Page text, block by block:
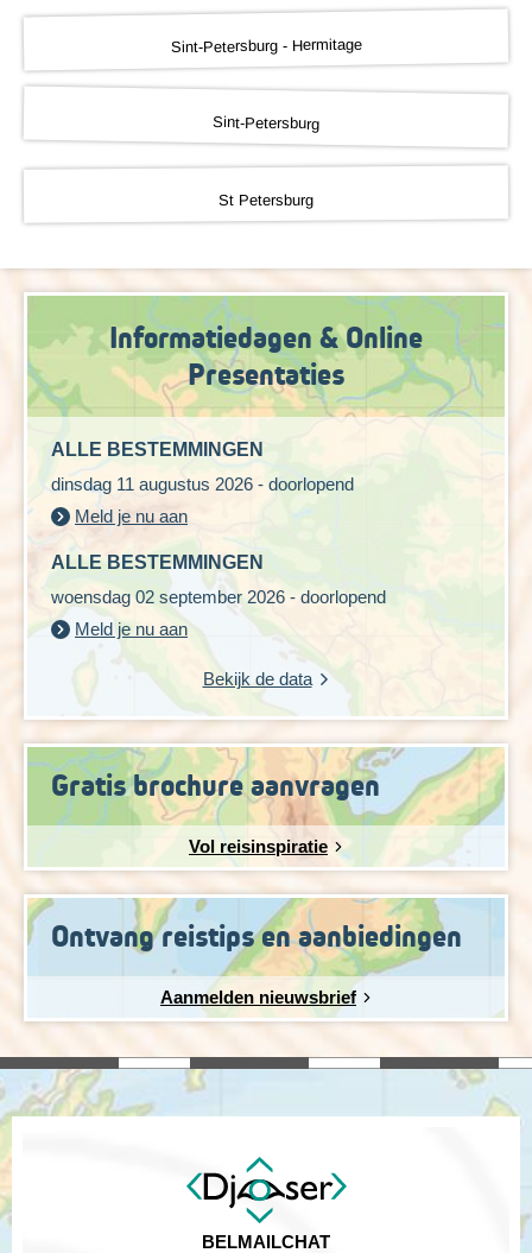
Sint-Petersburg - Hermitage
Sint-Petersburg
St Petersburg
Informatiedagen & Online
Presentaties
ALLE BESTEMMINGEN
dinsdag 11 augustus 2026 - doorlopend
Meld je nu aan
ALLE BESTEMMINGEN
woensdag 02 september 2026 - doorlopend
Meld je nu aan
Bekijk de data
Gratis brochure aanvragen
Vol reisinspiratie
Ontvang reistips en aanbiedingen
Aanmelden nieuwsbrief
BELMAILCHAT